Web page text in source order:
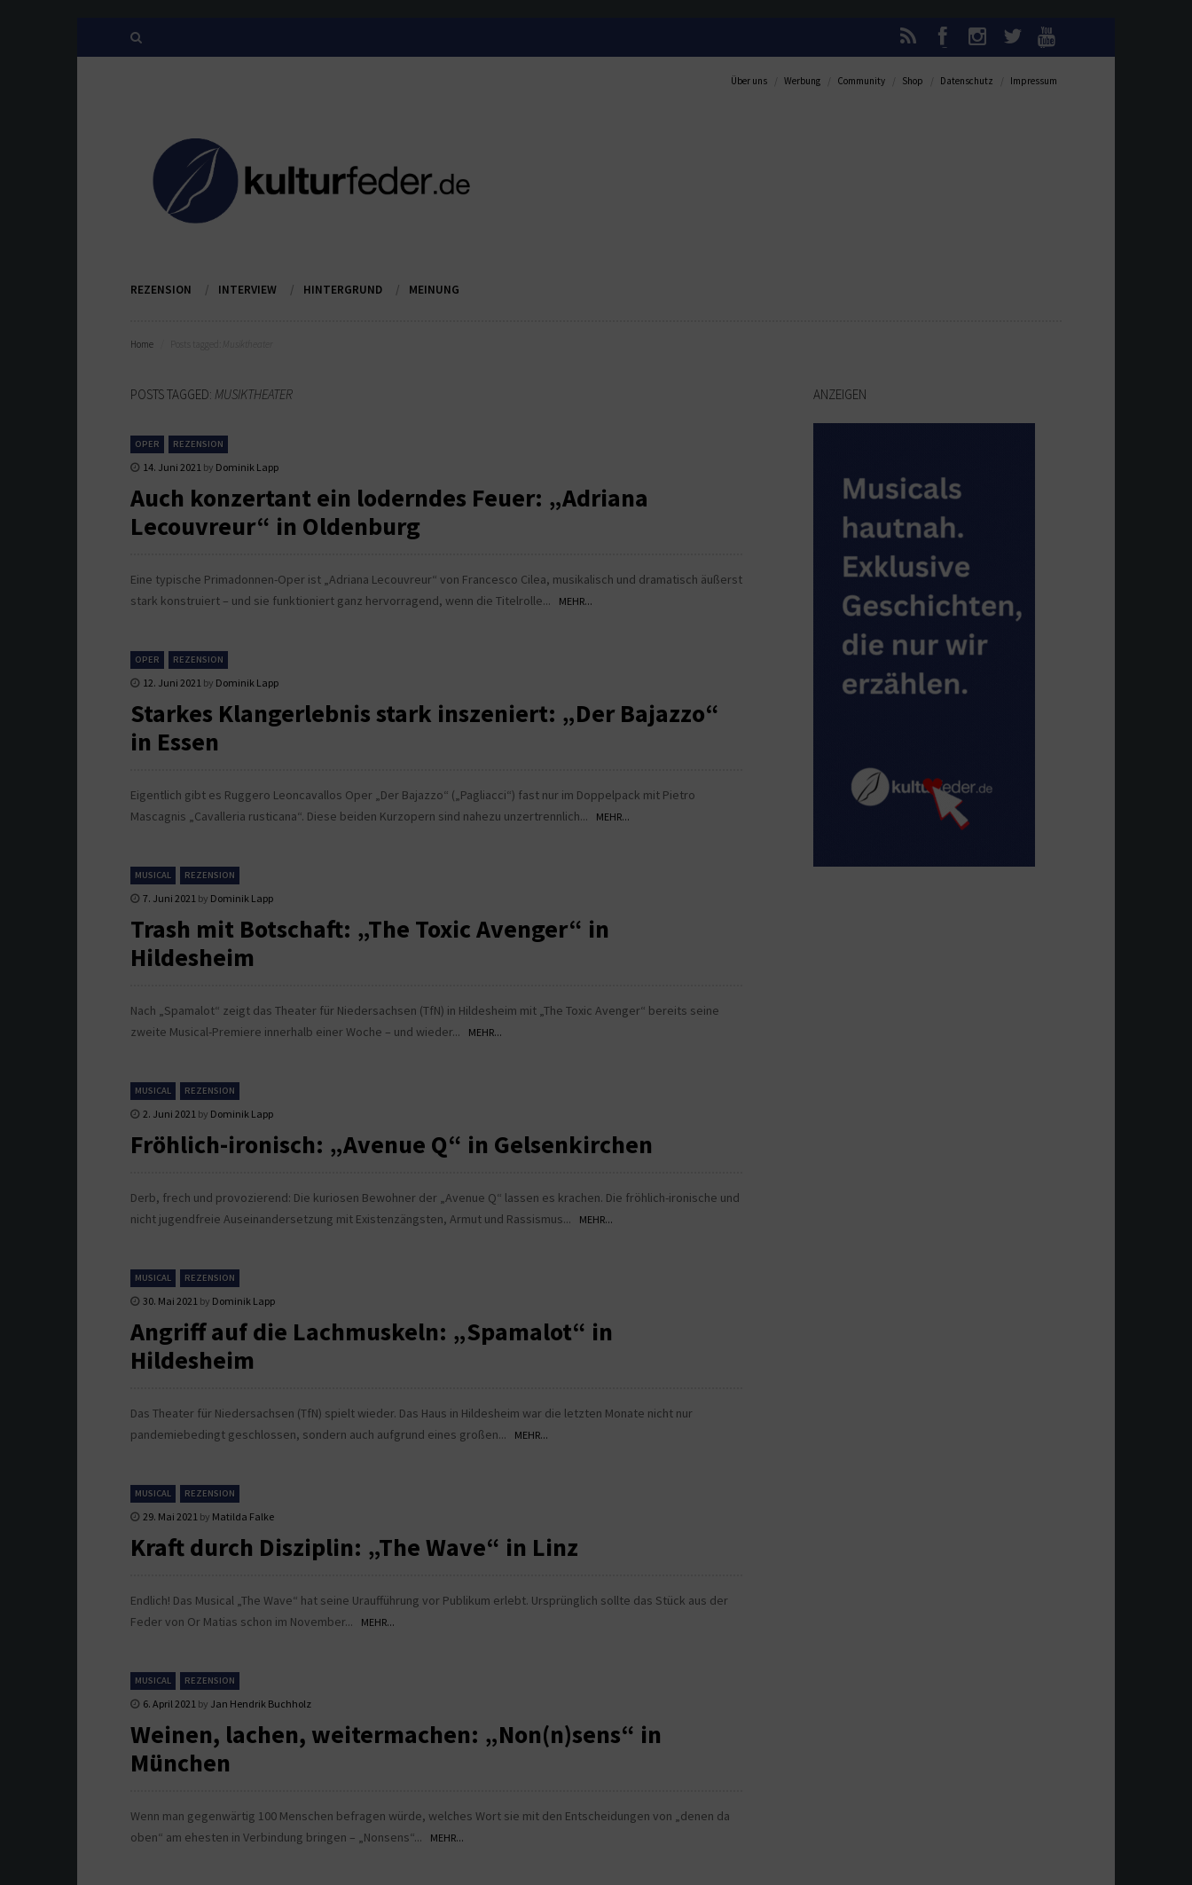
Über uns Werbung Community Shop Datenschutz Impressum
REZENSION INTERVIEW HINTERGRUND MEINUNG
Home
POSTS TAGGED: MUSIKTHEATER
OPER REZENSION
14. Juni 2021 by Dominik Lapp
Auch konzertant ein loderndes Feuer: „Adriana
Lecouvreur“ in Oldenburg
Eine typische Primadonnen-Oper ist „Adriana Lecouvreur“ von Francesco Cilea, musikalisch und dramatisch äußerst
stark konstruiert – und sie funktioniert ganz hervorragend, wenn die Titelrolle...
MEHR...
OPER REZENSION
12. Juni 2021 by Dominik Lapp
Starkes Klangerlebnis stark inszeniert: „Der Bajazzo“
in Essen
Eigentlich gibt es Ruggero Leoncavallos Oper „Der Bajazzo“ („Pagliacci“) fast nur im Doppelpack mit Pietro
Mascagnis „Cavalleria rusticana“. Diese beiden Kurzopern sind nahezu unzertrennlich...
MEHR...
MUSICAL REZENSION
7. Juni 2021 by Dominik Lapp
Trash mit Botschaft: „The Toxic Avenger“ in
Hildesheim
Nach „Spamalot“ zeigt das Theater für Niedersachsen (TfN) in Hildesheim mit „The Toxic Avenger“ bereits seine
zweite Musical-Premiere innerhalb einer Woche – und wieder...
MEHR...
MUSICAL REZENSION
2. Juni 2021 by Dominik Lapp
Fröhlich-ironisch: „Avenue Q“ in Gelsenkirchen
Derb, frech und provozierend: Die kuriosen Bewohner der „Avenue Q“ lassen es krachen. Die fröhlich-ironische und
nicht jugendfreie Auseinandersetzung mit Existenzängsten, Armut und Rassismus...
MEHR...
MUSICAL REZENSION
30. Mai 2021 by Dominik Lapp
Angriff auf die Lachmuskeln: „Spamalot“ in
Hildesheim
Das Theater für Niedersachsen (TfN) spielt wieder. Das Haus in Hildesheim war die letzten Monate nicht nur
pandemiebedingt geschlossen, sondern auch aufgrund eines großen...
MEHR...
MUSICAL REZENSION
29. Mai 2021 by Matilda Falke
Kraft durch Disziplin: „The Wave“ in Linz
Endlich! Das Musical „The Wave“ hat seine Uraufführung vor Publikum erlebt. Ursprünglich sollte das Stück aus der
Feder von Or Matias schon im November...
MEHR...
MUSICAL REZENSION
6. April 2021 by Jan Hendrik Buchholz
Weinen, lachen, weitermachen: „Non(n)sens“ in
München
Wenn man gegenwärtig 100 Menschen befragen würde, welches Wort sie mit den Entscheidungen von „denen da
oben“ am ehesten in Verbindung bringen – „Nonsens“...
MEHR...
ANZEIGEN